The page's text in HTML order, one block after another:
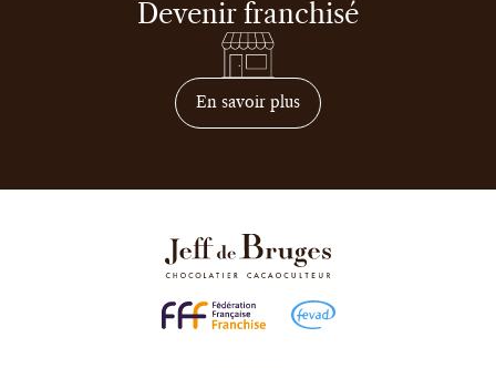
Devenir franchisé
En savoir plussur comment devenir